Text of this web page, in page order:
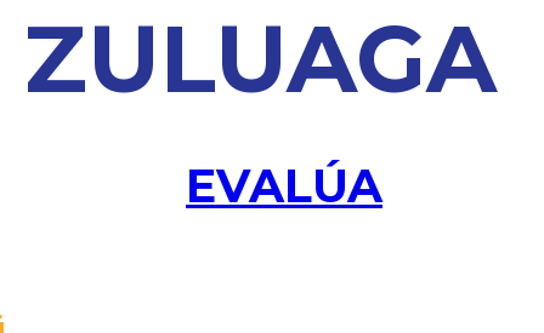
ZULUAGA
EVALÚA